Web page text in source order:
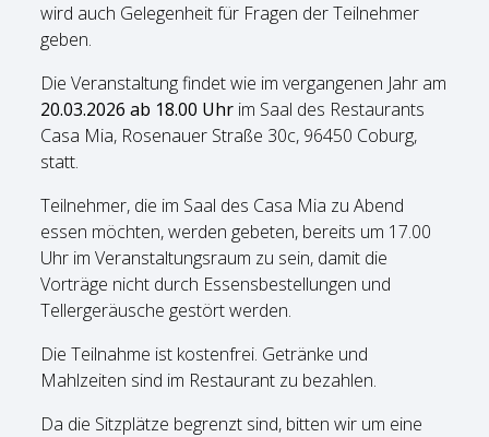
wird auch Gelegenheit für Fragen der Teilnehmer
geben.
Die Veranstaltung findet wie im vergangenen Jahr am
20.03.2026 ab 18.00 Uhr im Saal des Restaurants
Casa Mia, Rosenauer Straße 30c, 96450 Coburg,
statt.
Teilnehmer, die im Saal des Casa Mia zu Abend
essen möchten, werden gebeten, bereits um 17.00
Uhr im Veranstaltungsraum zu sein, damit die
Vorträge nicht durch Essensbestellungen und
Tellergeräusche gestört werden.
Die Teilnahme ist kostenfrei. Getränke und
Mahlzeiten sind im Restaurant zu bezahlen.
Da die Sitzplätze begrenzt sind, bitten wir um eine